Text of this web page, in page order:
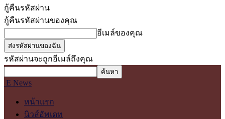
กู้คืนรหัสผ่าน
กู้คืนรหัสผ่านของคุณ
อีเมล์ของคุณ
รหัสผ่านจะถูกอีเมล์ถึงคุณ
E News
หน้าแรก
นิวส์อัพเดท